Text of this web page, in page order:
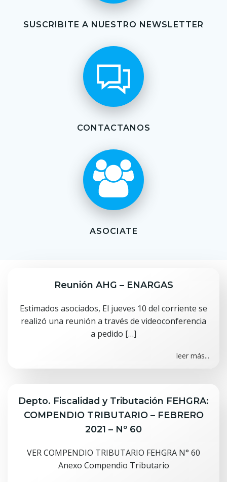
SUSCRIBITE A NUESTRO NEWSLETTER
CONTACTANOS
ASOCIATE
Reunión AHG – ENARGAS
Estimados asociados, El jueves 10 del corriente se
realizó una reunión a través de videoconferencia
a pedido […]
leer más...
Depto. Fiscalidad y Tributación FEHGRA:
COMPENDIO TRIBUTARIO – FEBRERO
2021 – Nº 60
VER COMPENDIO TRIBUTARIO FEHGRA N° 60
Anexo Compendio Tributario